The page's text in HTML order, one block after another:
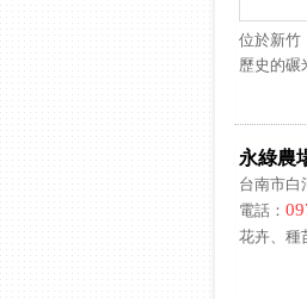
位於新竹
歷史的碾
永綠農
台南市白
電話：
花卉、種